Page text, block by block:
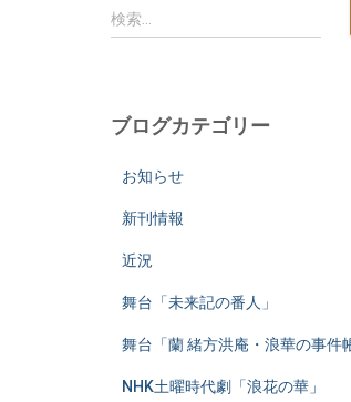
検
索
検索…
ブログカテゴリー
お知らせ
新刊情報
近況
舞台「未来記の番人」
舞台「蘭 緒方洪庵・浪華の事件
NHK土曜時代劇「浪花の華」